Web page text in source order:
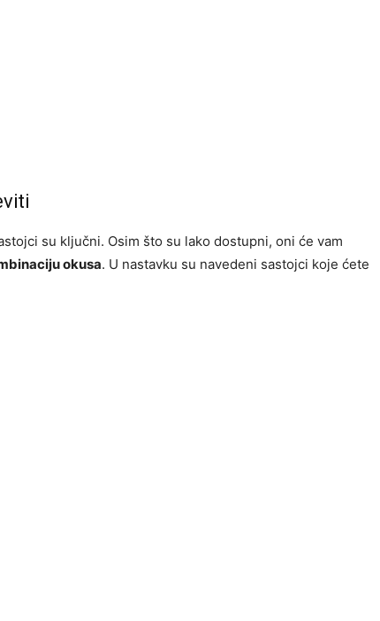
su ključni. Osim što su lako dostupni, oni će vam
okusa. U nastavku su navedeni sastojci koje ćete